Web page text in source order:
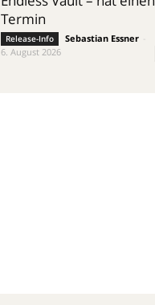
Termin
Release-Info Sebastian Essner
6. August 2026